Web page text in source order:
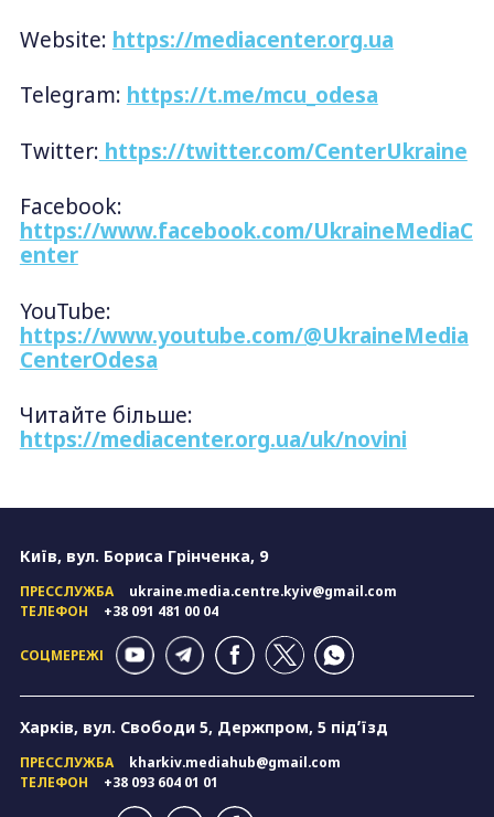
Website: https://mediacenter.org.ua
Telegram: https://t.me/mcu_odesa
Twitter: https://twitter.com/CenterUkraine
Facebook:
https://www.facebook.com/UkraineMediaC
enter
YouTube:
https://www.youtube.com/@UkraineMedia
CenterOdesa
Читайте більше:
https://mediacenter.org.ua/uk/novini
Київ, вул. Бориса Грінченка, 9
ПРЕССЛУЖБА
ukraine.media.centre.kyiv@gmail.com
ТЕЛЕФОН
+38 091 481 00 04
СОЦМЕРЕЖІ
Харків, вул. Свободи 5, Держпром, 5 підʼїзд
ПРЕССЛУЖБА
kharkiv.mediahub@gmail.com
ТЕЛЕФОН
+38 093 604 01 01